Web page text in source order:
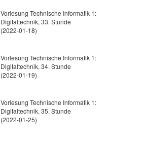
Vorlesung Technische Informatik 1:
Digitaltechnik, 33. Stunde
(2022-01-18)
Vorlesung Technische Informatik 1:
Digitaltechnik, 34. Stunde
(2022-01-19)
Vorlesung Technische Informatik 1:
Digitaltechnik, 35. Stunde
(2022-01-25)